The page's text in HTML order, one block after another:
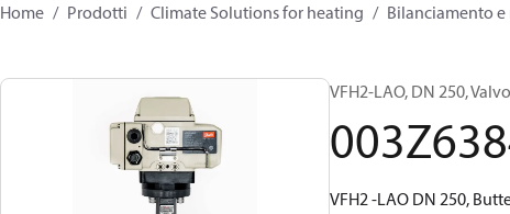
Home Prodotti Climate Solutions for heating Bilanciamento
VFH2-LAO, DN 250,
VFH2 -LAO DN 250,